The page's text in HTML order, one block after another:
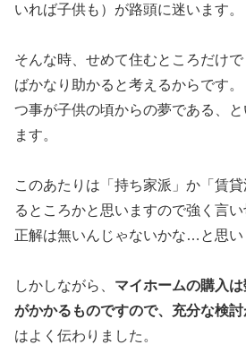
いれば子供も）が路頭に迷います。
そんな時、せめて住むところだけ
ばかなり助かると考えるからです
つ事が子供の頃からの夢である、
ます。
このあたりは「持ち家派」か「賃
るところかと思いますので強く言
正解は無いんじゃないかな…と思い
しかしながら、 マイホームの購入
がかかるものですので、充分な検
はよく伝わりました。